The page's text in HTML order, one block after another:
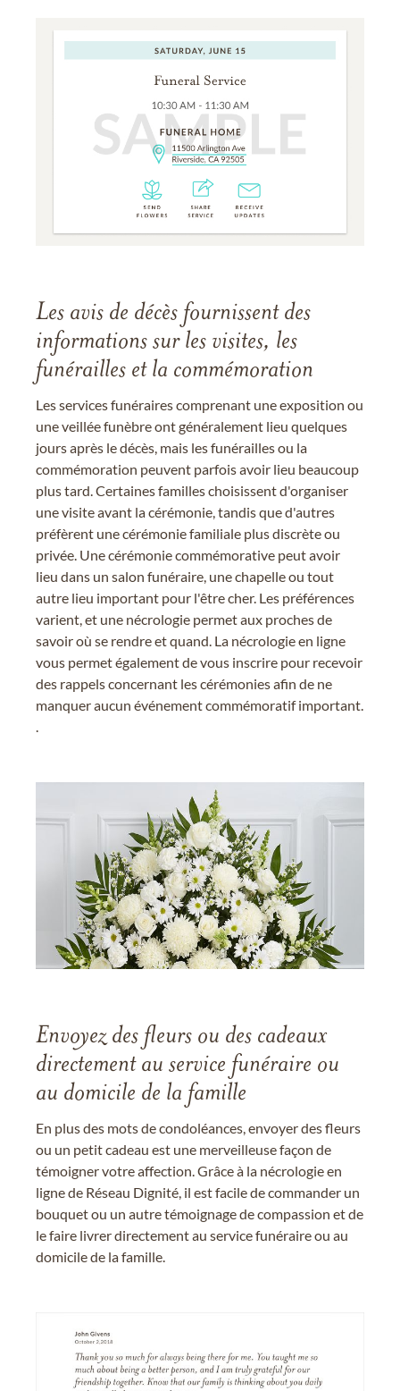
Les avis de décès fournissent des
informations sur les visites, les
funérailles et la commémoration
Les services funéraires comprenant une exposition ou
une veillée funèbre ont généralement lieu quelques
jours après le décès, mais les funérailles ou la
commémoration peuvent parfois avoir lieu beaucoup
plus tard. Certaines familles choisissent d'organiser
une visite avant la cérémonie, tandis que d'autres
préfèrent une cérémonie familiale plus discrète ou
privée. Une cérémonie commémorative peut avoir
lieu dans un salon funéraire, une chapelle ou tout
autre lieu important pour l'être cher. Les préférences
varient, et une nécrologie permet aux proches de
savoir où se rendre et quand. La nécrologie en ligne
vous permet également de vous inscrire pour recevoir
des rappels concernant les cérémonies afin de ne
manquer aucun événement commémoratif important.
Envoyez des fleurs ou des cadeaux
directement au service funéraire ou
au domicile de la famille
En plus des mots de condoléances, envoyer des fleurs
ou un petit cadeau est une merveilleuse façon de
témoigner votre affection. Grâce à la nécrologie en
ligne de Réseau Dignité, il est facile de commander un
bouquet ou un autre témoignage de compassion et de
le faire livrer directement au service funéraire ou au
domicile de la famille.